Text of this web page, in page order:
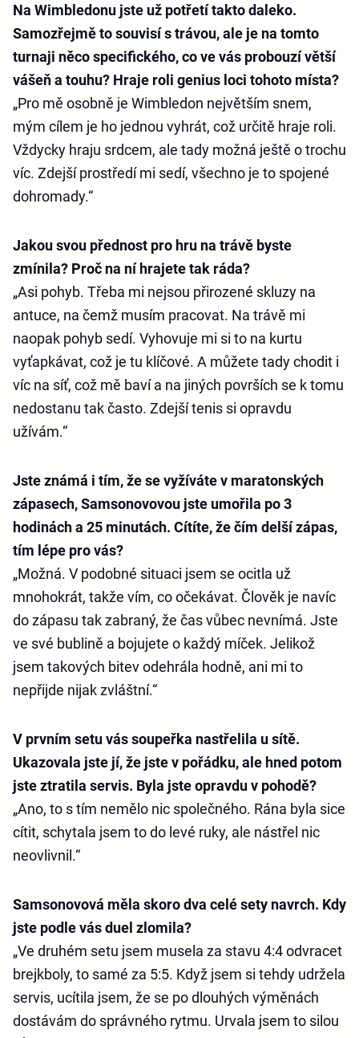
Na Wimbledonu jste už potřetí takto daleko.
Samozřejmě to souvisí s trávou, ale je na tomto
turnaji něco specifického, co ve vás probouzí větší
vášeň a touhu? Hraje roli genius loci tohoto místa?
„Pro mě osobně je Wimbledon největším snem,
mým cílem je ho jednou vyhrát, což určitě hraje roli.
Vždycky hraju srdcem, ale tady možná ještě o trochu
víc. Zdejší prostředí mi sedí, všechno je to spojené
dohromady.“
Jakou svou přednost pro hru na trávě byste
zmínila? Proč na ní hrajete tak ráda?
„Asi pohyb. Třeba mi nejsou přirozené skluzy na
antuce, na čemž musím pracovat. Na trávě mi
naopak pohyb sedí. Vyhovuje mi si to na kurtu
vyťapkávat, což je tu klíčové. A můžete tady chodit i
víc na síť, což mě baví a na jiných površích se k tomu
nedostanu tak často. Zdejší tenis si opravdu
užívám.“
Jste známá i tím, že se vyžíváte v maratonských
zápasech, Samsonovovou jste umořila po 3
hodinách a 25 minutách. Cítíte, že čím delší zápas,
tím lépe pro vás?
„Možná. V podobné situaci jsem se ocitla už
mnohokrát, takže vím, co očekávat. Člověk je navíc
do zápasu tak zabraný, že čas vůbec nevnímá. Jste
ve své bublině a bojujete o každý míček. Jelikož
jsem takových bitev odehrála hodně, ani mi to
nepřijde nijak zvláštní.“
V prvním setu vás soupeřka nastřelila u sítě.
Ukazovala jste jí, že jste v pořádku, ale hned potom
jste ztratila servis. Byla jste opravdu v pohodě?
„Ano, to s tím nemělo nic společného. Rána byla sice
cítit, schytala jsem to do levé ruky, ale nástřel nic
neovlivnil.“
Samsonovová měla skoro dva celé sety navrch. Kdy
jste podle vás duel zlomila?
„Ve druhém setu jsem musela za stavu 4:4 odvracet
brejkboly, to samé za 5:5. Když jsem si tehdy udržela
servis, ucítila jsem, že se po dlouhých výměnách
dostávám do správného rytmu. Urvala jsem to silou